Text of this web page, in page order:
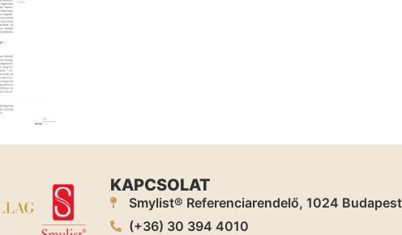
KAPCSOLAT
Smylist® Referenciarendelő, 1024
(+36) 30 394 4010